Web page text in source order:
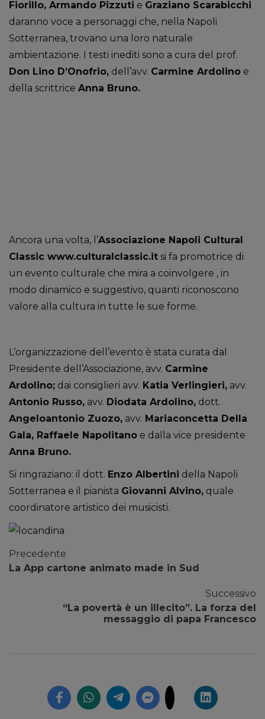
Fiorillo, Armando Pizzuti e Graziano Scarabicchi
daranno voce a personaggi che, nella Napoli
Sotterranea, trovano una loro naturale
ambientazione. I testi inediti sono a cura del prof.
Don Lino D’Onofrio, dell’avv. Carmine Ardolino e
della scrittrice Anna Bruno.
Ancora una volta, l’Associazione Napoli Cultural
Classic www.culturalclassic.it si fa promotrice di
un evento culturale che mira a coinvolgere , in
modo dinamico e suggestivo, quanti riconoscono
valore alla cultura in tutte le sue forme.
L’organizzazione dell’evento è stata curata dal
Presidente dell’Associazione, avv. Carmine
Ardolino; dai consiglieri avv. Katia Verlingieri, avv.
Antonio Russo, avv. Diodata Ardolino, dott.
Angeloantonio Zuozo, avv. Mariaconcetta Della
Gala, Raffaele Napolitano e dalla vice presidente
Anna Bruno.
Si ringraziano: il dott. Enzo Albertini della Napoli
Sotterranea e il pianista Giovanni Alvino, quale
coordinatore artistico dei musicisti.
Precedente
La App cartone animato made in Sud
Successivo
“La povertà è un illecito”. La forza del
messaggio di papa Francesco